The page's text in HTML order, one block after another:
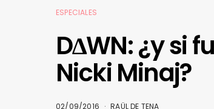
ESPECIALES
D∆WN: ¿y si
Nicki Minaj?
02/09/2016 RAÜL DE TENA